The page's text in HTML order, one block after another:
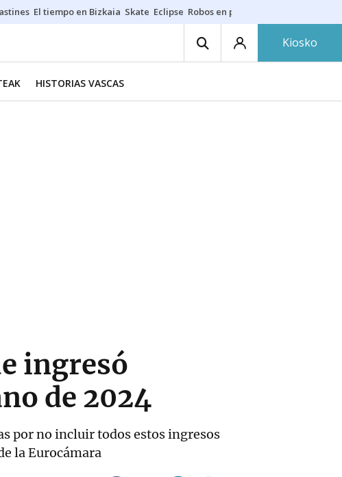
El tiempo en Bizkaia Skate Eclipse Robos en playas
Kiosko
HISTORIAS VASCAS
ingresó
de 2024
por no incluir todos estos ingresos
la Eurocámara